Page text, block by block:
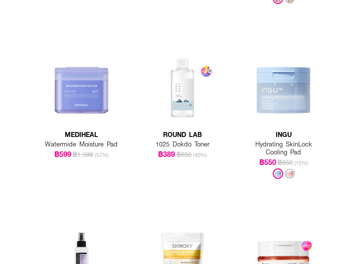
MEDIHEAL
Watermide Moisture Pad
฿599฿1,399 (57%)
ROUND LAB
1025 Dokdo Toner
฿389฿650 (40%)
INGU
Hydrating SkinLock
Cooling Pad
฿550฿650 (15%)